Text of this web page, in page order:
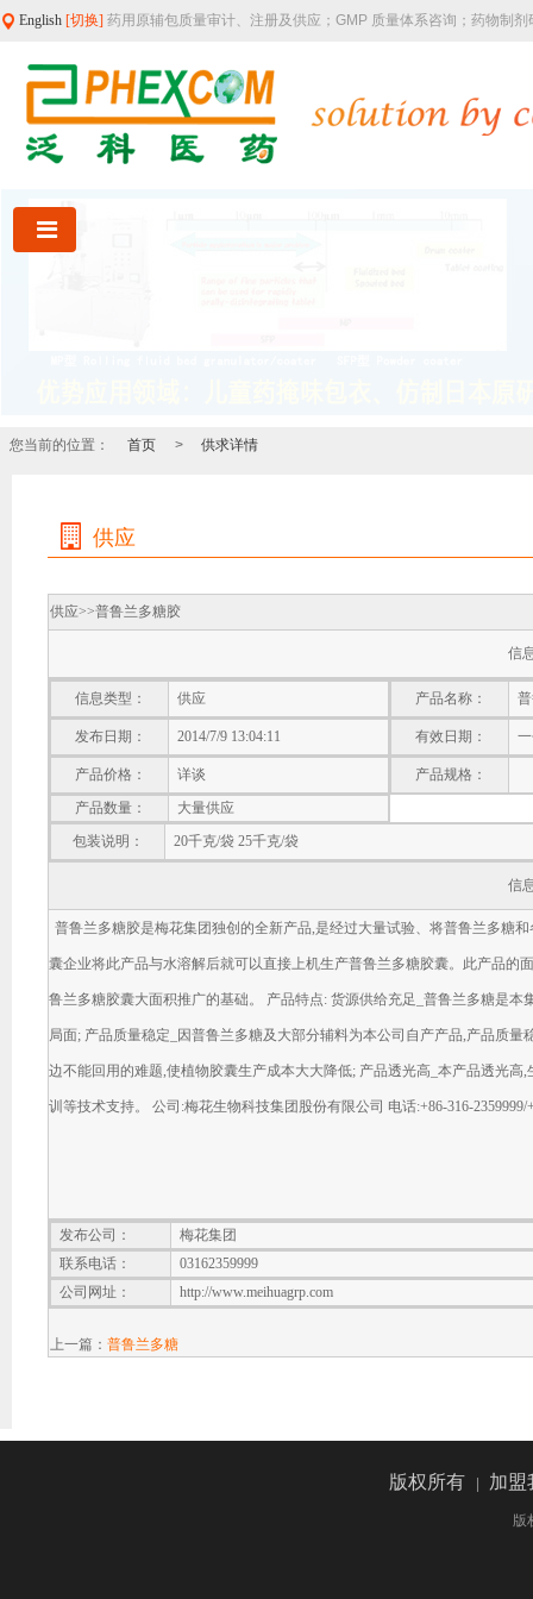
English [切换] 药用原辅包质量审计、注册及供应；GMP 质量体系咨询；药物制
您当前的位置： 首页 > 供求详情
供应
供应>>普鲁兰多糖胶
信
信息类型： 供应 产品名称：
发布日期： 2014/7/9 13:04:11 有效日期：
产品价格： 详谈
产品规格：
产品数量：
大量供应
包装说明：
20千克/袋 25千克/袋
信
普鲁兰多糖胶是梅花集团独创的全新产品,是经过大量试验、将普鲁兰多糖
囊企业将此产品与水溶解后就可以直接上机生产普鲁兰多糖胶囊。此产品
鲁兰多糖胶囊大面积推广的基础。 产品特点: 货源供给充足_普鲁兰多糖是
局面; 产品质量稳定_因普鲁兰多糖及大部分辅料为本公司自产产品,产品质
边不能回用的难题,使植物胶囊生产成本大大降低; 产品透光高_本产品透光
训等技术支持。 公司:梅花生物科技集团股份有限公司 电话:+86-316-2359999/
发布公司：
梅花集团
联系电话：
03162359999
公司网址：
http://www.meihuagrp.com
上一篇：普鲁兰多糖
版权所有 加
版